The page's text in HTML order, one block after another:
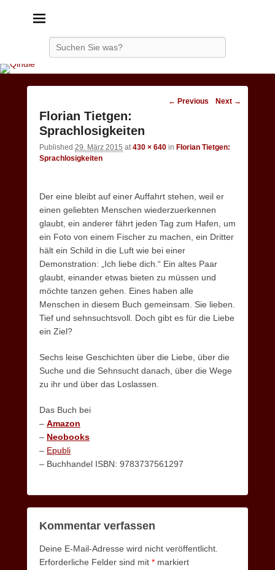
Image
← Previous Next →
Florian Tietgen:
Sprachlosigkeiten
Published 29. März 2015 at430 × 640 in Florian Tietgen:
Sprachlosigkeiten
Der eine bleibt auf einer Auffahrt stehen, weil er
einen geliebten Menschen wiederzuerkennen
glaubt, ein anderer fährt jeden Tag zum Hafen, um
ein Foto von einem Fischer zu machen, ein Dritter
hält ein Schild in die Luft wie bei einer
Demonstration: „Ich liebe dich.“ Ein altes Paar
glaubt, einander etwas bieten zu müssen und
möchte tanzen gehen. Eines haben alle
Menschen in diesem Buch gemeinsam. Sie lieben.
Tief und sehnsuchtsvoll. Doch gibt es für die Liebe
ein Ziel?
Sechs leise Geschichten über die Liebe, über die
Suche und die Sehnsucht danach, über die Wege
zu ihr und über das Loslassen.
Das Buch bei
– Amazon
– Neobooks
– Epubli
– Buchhandel ISBN: 9783737561297
Kommentar verfassen
Deine E-Mail-Adresse wird nicht veröffentlicht.
Erforderliche Felder sind mit * markiert